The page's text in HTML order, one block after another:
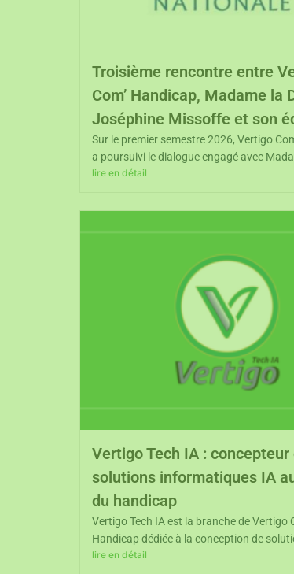
Troisième rencontre entre
Com’ Handicap, Madame la
Joséphine Missoffe et son
Sur le premier semestre 2026, Vertigo
a poursuivi le dialogue engagé avec
lire en détail
Vertigo Tech IA : concepteur
solutions informatiques IA
du handicap
Vertigo Tech IA est la branche de Vertigo
Handicap dédiée à la conception de
lire en détail